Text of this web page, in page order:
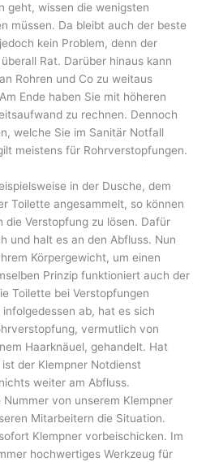
geht, wissen die wenigsten
müssen. Da bleibt auch der beste
kein Problem, denn der
Rat. Darüber hinaus kann
Rohren und Co zu weitaus
Ende haben Sie mit höheren
zu rechnen. Dennoch
welche Sie im Sanitär Notfall
meistens für Rohrverstopfungen.
in der Dusche, dem
Toilette angesammelt, so können
die Verstopfung zu lösen. Dafür
und halt es an den Abfluss. Nun
Körpergewicht, um einen
Prinzip funktioniert auch der
Toilette bei Verstopfungen
ab, hat es sich
vermutlich von
Haarknäuel, gehandelt. Hat
der Klempner Notdienst
weiter am Abfluss.
von unserem Klempner
Mitarbeitern die Situation.
Klempner vorbeischicken. Im
hochwertiges Werkzeug für